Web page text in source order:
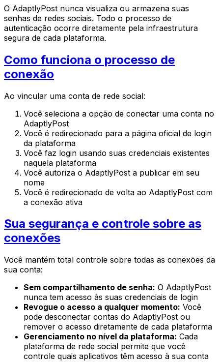
O AdaptlyPost nunca visualiza ou armazena suas
senhas de redes sociais. Todo o processo de
autenticação ocorre diretamente pela infraestrutura
segura de cada plataforma.
Como funciona o processo de
conexão
Ao vincular uma conta de rede social:
Você seleciona a opção de conectar uma conta no
AdaptlyPost
Você é redirecionado para a página oficial de login
da plataforma
Você faz login usando suas credenciais existentes
naquela plataforma
Você autoriza o AdaptlyPost a publicar em seu
nome
Você é redirecionado de volta ao AdaptlyPost com
a conexão ativa
Sua segurança e controle sobre as
conexões
Você mantém total controle sobre todas as conexões da
sua conta:
Sem compartilhamento de senha: O AdaptlyPost
nunca tem acesso às suas credenciais de login
Revogue o acesso a qualquer momento: Você
pode desconectar contas do AdaptlyPost ou
remover o acesso diretamente de cada plataforma
Gerenciamento no nível da plataforma: Cada
plataforma de rede social permite que você
controle quais aplicativos têm acesso à sua conta